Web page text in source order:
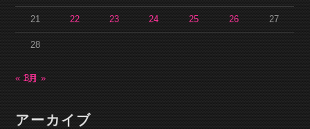
21 22 23 24 25 26 27
28
« 1月3月 »
アーカイブ